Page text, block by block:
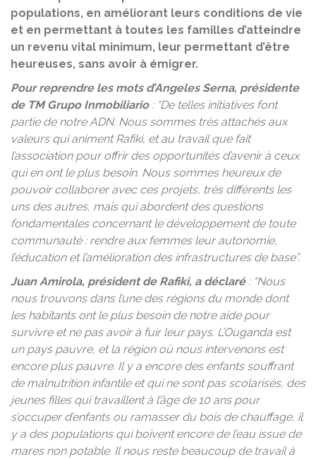
populations, en améliorant leurs conditions de vie
et en permettant à toutes les familles d’atteindre
un revenu vital minimum, leur permettant d’être
heureuses, sans avoir à émigrer.
Pour reprendre les mots d’Angeles Serna, présidente
de TM Grupo Inmobiliario: “De telles initiatives font
partie de notre ADN. Nous sommes très attachés aux
valeurs qui animent Rafiki, et au travail que fait
l’association pour offrir des opportunités d’avenir à ceux
qui en ont le plus besoin. Nous sommes heureux de
pouvoir collaborer avec ces projets, très différents les
uns des autres, mais qui abordent des questions
fondamentales concernant le développement de toute
communauté : rendre aux femmes leur autonomie,
l’éducation et l’amélioration des infrastructures de base”.
Juan Amirola, président de Rafiki, a déclaré: “Nous
nous trouvons dans l’une des régions du monde dont
les habitants ont le plus besoin de notre aide pour
survivre et ne pas avoir à fuir leur pays. L’Ouganda est
un pays pauvre, et la région où nous intervenons est
encore plus pauvre. Il y a encore des enfants souffrant
de malnutrition infantile et qui ne sont pas scolarisés, des
jeunes filles qui travaillent à l’âge de 10 ans pour
s’occuper d’enfants ou ramasser du bois de chauffage, il
y a des populations qui boivent encore de l’eau issue de
mares non potable. Il nous reste beaucoup de travail à